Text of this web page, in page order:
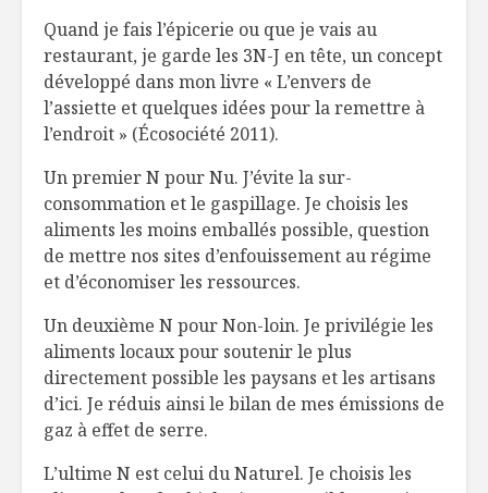
Quand je fais l’épicerie ou que je vais au
restaurant, je garde les 3N-J en tête, un concept
développé dans mon livre « L’envers de
l’assiette et quelques idées pour la remettre à
l’endroit » (Écosociété 2011).
Un premier N pour Nu. J’évite la sur-
consommation et le gaspillage. Je choisis les
aliments les moins emballés possible, question
de mettre nos sites d’enfouissement au régime
et d’économiser les ressources.
Un deuxième N pour Non-loin. Je privilégie les
aliments locaux pour soutenir le plus
directement possible les paysans et les artisans
d’ici. Je réduis ainsi le bilan de mes émissions de
gaz à effet de serre.
L’ultime N est celui du Naturel. Je choisis les